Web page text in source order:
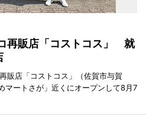
再販店「コストコス」 就
販店「コストコス」（佐賀市与賀
マートさが」近くにオープンして8月7